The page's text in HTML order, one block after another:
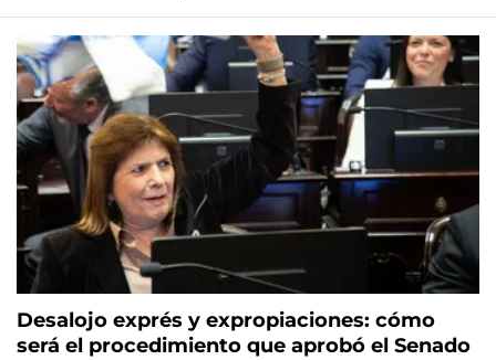
Desalojo exprés y expropiaciones: cómo
será el procedimiento que aprobó el Senado